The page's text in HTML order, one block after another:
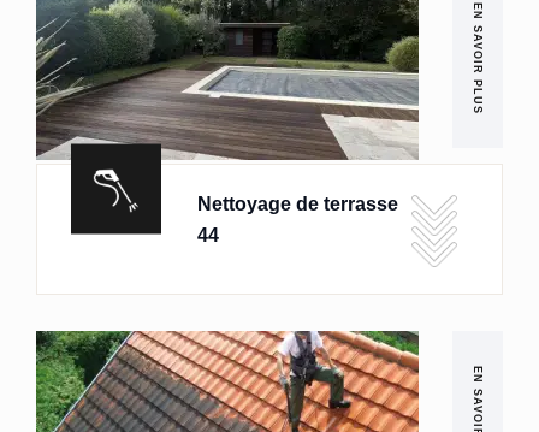
EN SAVOIR PLUS
Nettoyage de terrasse
44